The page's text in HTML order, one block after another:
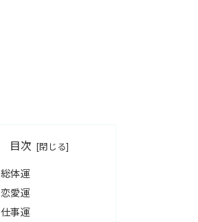
目次
総体運
恋愛運
仕事運